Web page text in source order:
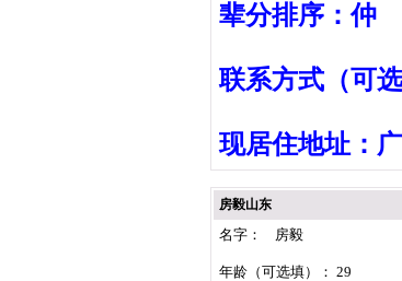
辈分排序：仲
联系方式（可
现居住地址：
房毅山东
名字： 房毅
年龄（可选填）： 29